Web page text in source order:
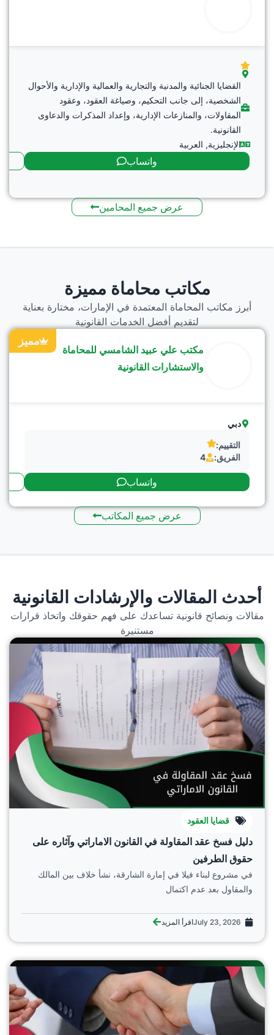
القضايا الجنائية والمدنية والتجارية والعمالية والإدارية والأحوال
الشخصية، إلى جانب التحكيم، وصياغة العقود، وعقود
المقاولات، والمنازعات الإدارية، وإعداد المذكرات والدعاوى
القانونية.
الإنجليزية, العربية
واتساب
عرض جميع المحامين
مكاتب محاماة مميزة
أبرز مكاتب المحاماة المعتمدة في الإمارات، مختارة بعناية
لتقديم أفضل الخدمات القانونية
مميز
مكتب علي عبيد الشامسي للمحاماة
والاستشارات القانونية
دبي
التقييم:
الفريق:
4
واتساب
عرض جميع المكاتب
أحدث المقالات والإرشادات القانونية
مقالات ونصائح قانونية تساعدك على فهم حقوقك واتخاذ قرارات
مستنيرة
قضايا العقود
دليل فسخ عقد المقاولة في القانون الاماراتي وآثاره على
حقوق الطرفين
في مشروع لبناء فيلا في إمارة الشارقة، نشأ خلاف بين المالك
والمقاول بعد عدم اكتمال
July 23, 2026اقرأ المزيد